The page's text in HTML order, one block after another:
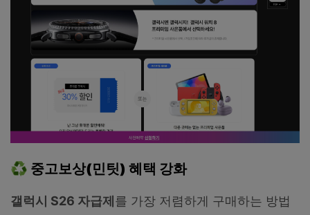
♻️ 중고보상(민팃) 혜택 강화
갤럭시 S26 자급제 를 가장 저렴하게 구매하는 방법